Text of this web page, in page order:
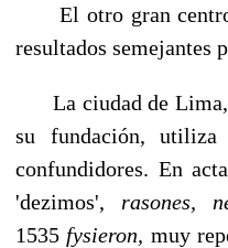
El otro gran centro
resultados semejantes
La ciudad de Lima,
su fun­dación, utiliza
confundidores. En
'dezimos', rasones,
1535 fysieron, muy